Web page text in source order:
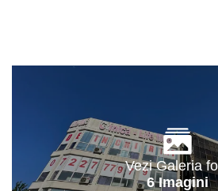
Vezi Galeria
6 Imagini